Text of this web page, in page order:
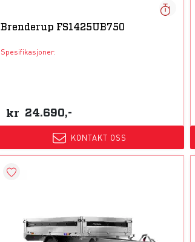
Brenderup FS1425UB750
Spesifikasjoner:
kr 24.690,-
KONTAKT OSS